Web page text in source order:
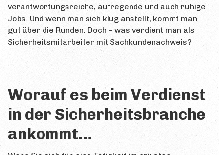
verantwortungsreiche, aufregende und auch ruhige
Jobs. Und wenn man sich klug anstellt, kommt man
gut über die Runden. Doch – was verdient man als
Sicherheitsmitarbeiter mit Sachkundenachweis?
Worauf es beim Verdienst
in der Sicherheitsbranche
ankommt…